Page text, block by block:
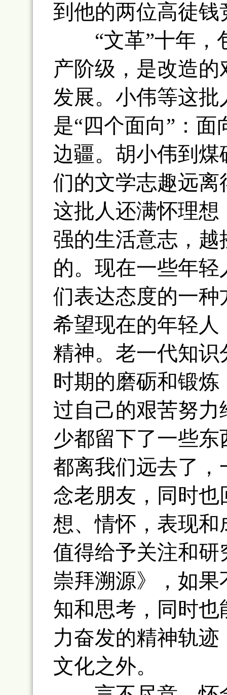
到他的两位高徒钱
“文革”十年，
产阶级，是改造
发展。小伟等这
是“四个面向”：
边疆。胡小伟到
们的文学志趣远
这批人还满怀理
强的生活意志，
的。现在一些年
们表达态度的一
希望现在的年轻
精神。老一代知
时期的磨砺和锻
过自己的艰苦努
少都留下了一些
都离我们远去了
念老朋友，同时
想、情怀，表现
值得给予关注和
崇拜溯源》，如
知和思考，同时
力奋发的精神轨
文化之外。